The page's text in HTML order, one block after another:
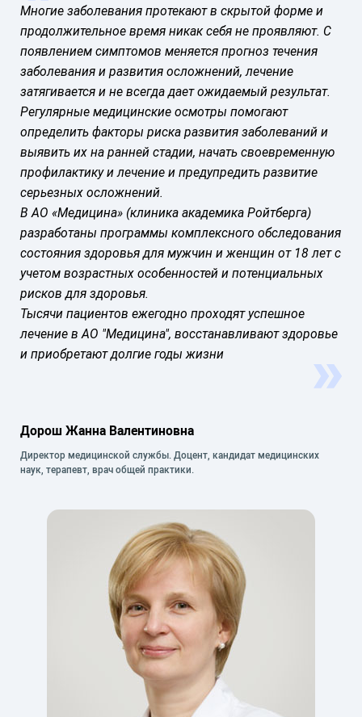
Многие заболевания протекают в скрытой форме и
продолжительное время никак себя не проявляют. С
появлением симптомов меняется прогноз течения
заболевания и развития осложнений, лечение
затягивается и не всегда дает ожидаемый результат.
Регулярные медицинские осмотры помогают
определить факторы риска развития заболеваний и
выявить их на ранней стадии, начать своевременную
профилактику и лечение и предупредить развитие
серьезных осложнений.
В АО «Медицина» (клиника академика Ройтберга)
разработаны программы комплексного обследования
состояния здоровья для мужчин и женщин от 18 лет с
учетом возрастных особенностей и потенциальных
рисков для здоровья.
Тысячи пациентов ежегодно проходят успешное
лечение в АО "Медицина", восстанавливают здоровье
и приобретают долгие годы жизни
Дорош Жанна Валентиновна
Директор медицинской службы. Доцент, кандидат медицинских
наук, терапевт, врач общей практики.